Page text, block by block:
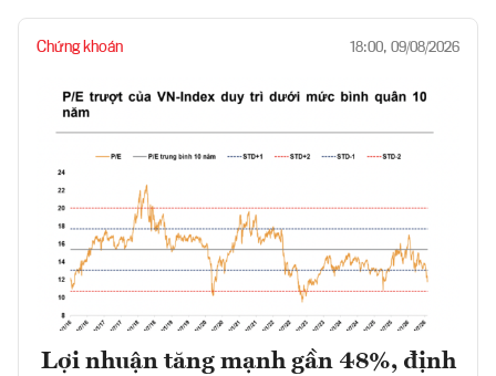
Chứng khoán 18:00, 09/08/2026
Lợi nhuận tăng mạnh gần 48%, định